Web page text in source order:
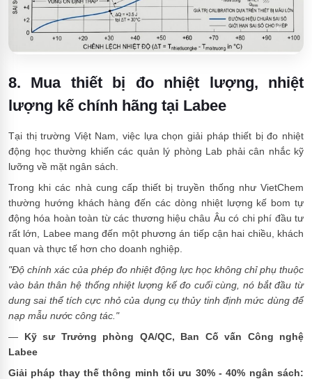
8. Mua thiết bị đo nhiệt lượng, nhiệt
lượng kế chính hãng tại Labee
Tại thị trường Việt Nam, việc lựa chọn giải pháp thiết bị đo nhiệt
động học thường khiến các quản lý phòng Lab phải cân nhắc kỹ
lưỡng về mặt ngân sách.
Trong khi các nhà cung cấp thiết bị truyền thống như VietChem
thường hướng khách hàng đến các dòng nhiệt lượng kế bom tự
động hóa hoàn toàn từ các thương hiệu châu Âu có chi phí đầu tư
rất lớn, Labee mang đến một phương án tiếp cận hai chiều, khách
quan và thực tế hơn cho doanh nghiệp.
"Độ chính xác của phép đo nhiệt động lực học không chỉ phụ thuộc
vào bản thân hệ thống nhiệt lượng kế đo cuối cùng, nó bắt đầu từ
dung sai thể tích cực nhỏ của dụng cụ thủy tinh định mức dùng để
nạp mẫu nước công tác."
— Kỹ sư Trưởng phòng QA/QC, Ban Cố vấn Công nghệ
Labee
Giải pháp thay thế thông minh tối ưu 30% - 40% ngân sách: